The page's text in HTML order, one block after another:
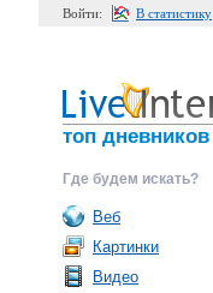
Войти: В статистику
топ дневников
Где будем искать?
Веб
Картинки
Видео